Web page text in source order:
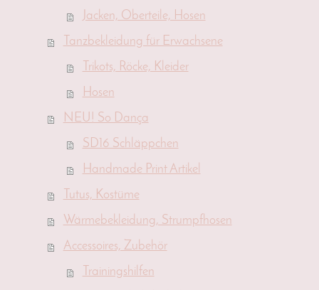
Jacken, Oberteile, Hosen
Tanzbekleidung für Erwachsene
Trikots, Röcke, Kleider
Hosen
NEU! So Dança
SD16 Schläppchen
Handmade Print Artikel
Tutus, Kostüme
Wärmebekleidung, Strumpfhosen
Accessoires, Zubehör
Trainingshilfen